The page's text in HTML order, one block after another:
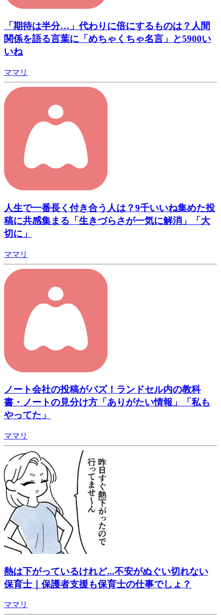
「期待は半分…」代わりに倍にするものは？人間
関係を語る言葉に「めちゃくちゃ名言」と5900い
いね
ママリ
人生で一番長く付き合う人は？9千いいね集めた投
稿に共感集まる「生きづらさが一気に解消」「大
切に」
ママリ
ノート会社の投稿がバズ！ランドセル内の教科
書・ノートの見分け方「ありがたい情報」「私も
やってた」
ママリ
熱は下がっているけれど...不安がぬぐい切れない
保育士｜保護者支援も保育士の仕事でしょ？
ママリ